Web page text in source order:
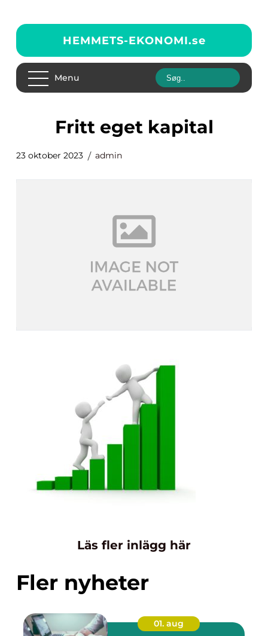
HEMMETS-EKONOMI.se
Menu
fritt eget kapital
23 oktober 2023 admin
Läs fler inlägg här
Fler nyheter
01. aug